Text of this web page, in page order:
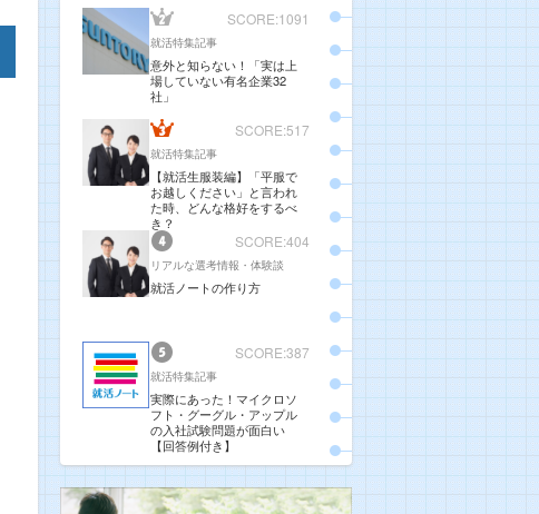
SCORE:1091
就活特集記事
意外と知らない！「実は上
場していない有名企業32
社」
SCORE:517
就活特集記事
【就活生服装編】「平服で
お越しください」と言われ
た時、どんな格好をするべ
き？
SCORE:404
リアルな選考情報・体験談
就活ノートの作り方
SCORE:387
就活特集記事
実際にあった！マイクロソ
フト・グーグル・アップル
の入社試験問題が面白い
【回答例付き】